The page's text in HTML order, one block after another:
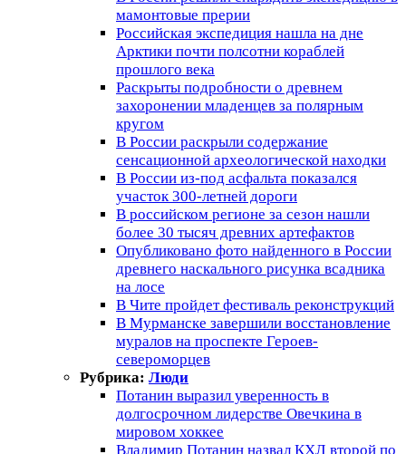
мамонтовые прерии
Российская экспедиция нашла на дне
Арктики почти полсотни кораблей
прошлого века
Раскрыты подробности о древнем
захоронении младенцев за полярным
кругом
В России раскрыли содержание
сенсационной археологической находки
В России из-под асфальта показался
участок 300-летней дороги
В российском регионе за сезон нашли
более 30 тысяч древних артефактов
Опубликовано фото найденного в России
древнего наскального рисунка всадника
на лосе
В Чите пройдет фестиваль реконструкций
В Мурманске завершили восстановление
муралов на проспекте Героев-
североморцев
Рубрика: Люди
Потанин выразил уверенность в
долгосрочном лидерстве Овечкина в
мировом хоккее
Владимир Потанин назвал КХЛ второй по